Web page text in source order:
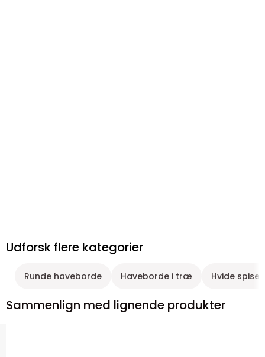
Udforsk flere kategorier
Runde haveborde Haveborde i træ Hvide
Sammenlign med lignende produkter